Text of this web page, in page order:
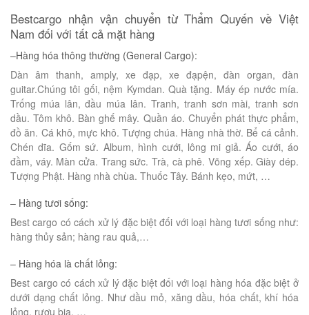
Bestcargo nhận vận chuyển từ Thẩm Quyến về Việt
Nam đối với tất cả mặt hàng
–Hàng hóa thông thường (General Cargo):
Dàn âm thanh, amply, xe đạp, xe đạpện, đàn organ, đàn
guitar.Chúng tôi gối, nệm Kymdan. Quà tặng. Máy ép nước mía.
Trống múa lân, đầu múa lân. Tranh, tranh sơn mài, tranh sơn
dầu. Tôm khô. Bàn ghế mây. Quần áo. Chuyển phát thực phẩm,
đồ ăn. Cá khô, mực khô. Tượng chúa. Hàng nhà thờ. Bể cá cảnh.
Chén dĩa. Gốm sứ. Album, hình cưới, lông mi giả. Áo cưới, áo
đầm, váy. Màn cửa. Trang sức. Trà, cà phê. Võng xếp. Giày dép.
Tượng Phật. Hàng nhà chùa. Thuốc Tây. Bánh kẹo, mứt, …
– Hàng tươi sống:
Best cargo có cách xử lý đặc biệt đối với loại hàng tươi sống như:
hàng thủy sản; hàng rau quả,…
– Hàng hóa là chất lỏng:
Best cargo có cách xử lý đặc biệt đối với loại hàng hóa đặc biệt ở
dưới dạng chất lỏng. Như dầu mỏ, xăng dầu, hóa chất, khí hóa
lỏng, rượu bia, …